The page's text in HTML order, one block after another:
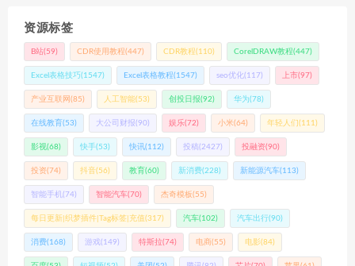
资源标签
B站(59) CDR使用教程(447) CDR教程(110) CorelDRAW教程(447)
Excel表格技巧(1547) Excel表格教程(1547) seo优化(117) 上市(97)
产业互联网 (85) 人工智能(53) 创投日报(92) 华为(78)
在线教育(53) 大公司财报(90) 娱乐(72) 小米(64) 年轻人们 (111)
影视(68) 快手(53) 快讯(112) 投稿 (2427) 投融资(90)
投资(74) 抖音(56) 教育(60) 新消费(228) 新能源汽车(113)
智能手机 (74) 智能汽车(70) 杰奇模板(55)
每日更新|织梦插件|Tag标签|充值(317) 汽车(102) 汽车出行(90)
消费(168) 游戏(149) 特斯拉(74) 电商(55) 电影(84)